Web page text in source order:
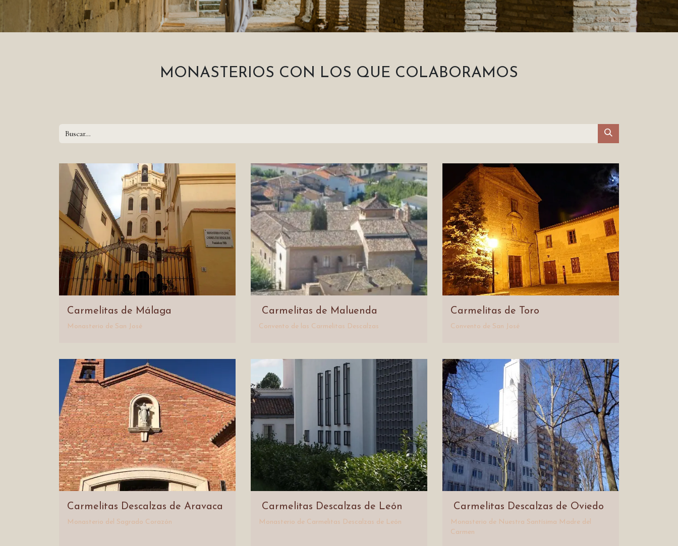
MONASTERIOS CON LOS QUE COLABORAMOS
Carmelitas de Málaga
Monasterio de San José
Carmelitas de Maluenda
Convento de las Carmelitas Descalzas
Carmelitas de Toro
Convento de San José
Carmelitas Descalzas de Aravaca
Monasterio del Sagrado Corazón
Carmel​itas Descalzas de León
Monasterio de Carmelitas Descalzas de León
Carmelitas Descalzas de Oviedo
Monasterio de Nuestra Santísima Madre del
Carmen